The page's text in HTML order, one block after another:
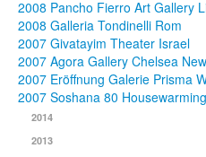
2008 Pancho Fierro Art Gallery
2008 Galleria Tondinelli Rom
2007 Givatayim Theater Israel
2007 Agora Gallery Chelsea
2007 Eröffnung Galerie Prisma
2007 Soshana 80
2014
2013